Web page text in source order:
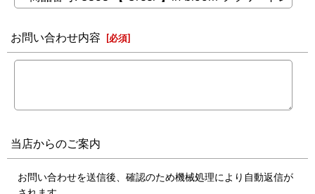
お問い合わせ内容 [必須]
当店からのご案内
お問い合わせを送信後、確認のため機械処理により自動返信が